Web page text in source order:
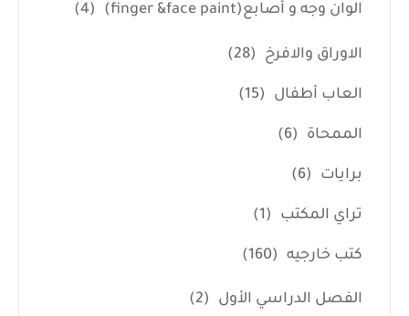
الوان وجه و أصابع(finger &face paint) (4)
الاوراق والافرخ (28)
العاب أطفال (15)
الممحاة (6)
برايات (6)
تراي المكتب (1)
كتب خارجيه (160)
الفصل الدراسي الأول (2)